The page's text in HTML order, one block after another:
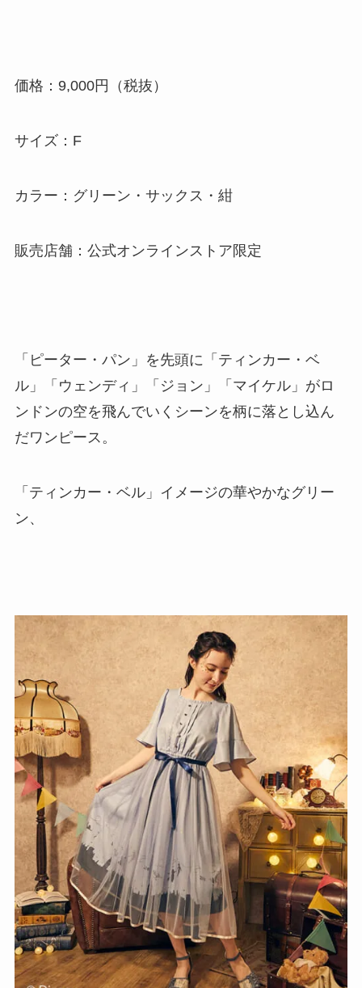
価格：9,000円（税抜）
サイズ：F
カラー：グリーン・サックス・紺
販売店舗：公式オンラインストア限定
「ピーター・パン」を先頭に「ティンカー・ベ
ル」「ウェンディ」「ジョン」「マイケル」がロ
ンドンの空を飛んでいくシーンを柄に落とし込ん
だワンピース。
「ティンカー・ベル」イメージの華やかなグリー
ン、